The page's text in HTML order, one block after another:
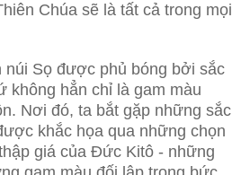
Chúa sẽ là tất cả trong mọi
núi Sọ được phủ bóng bởi sắc
không hẳn chỉ là gam màu
Nơi đó, ta bắt gặp những sắc
khắc họa qua những chọn
giá của Đức Kitô - những